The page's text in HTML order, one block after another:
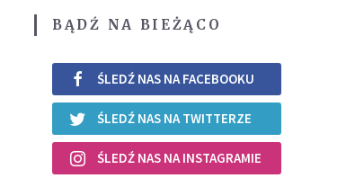
BĄDŹ NA BIEŻĄCO
ŚLEDŹ NAS NA FACEBOOKU
ŚLEDŹ NAS NA TWITTERZE
ŚLEDŹ NAS NA INSTAGRAMIE